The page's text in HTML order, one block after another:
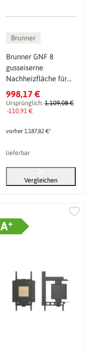
Brunner
Brunner GNF 8
gusseiserne
Nachheizfläche für
Kachelofeneinsatz
998,17 €
Ursprünglich:1.109,08 €
-110,91 €
vorher 1.187,82 €*
lieferbar
Vergleichen
A+